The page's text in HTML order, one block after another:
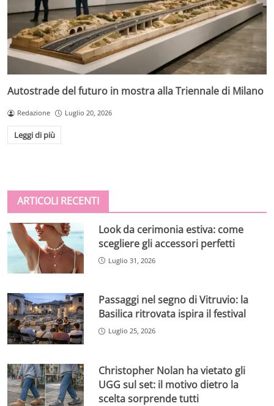
Autostrade del futuro in mostra alla Triennale di Milano
Redazione Luglio 20, 2026
Leggi di più
ARTICOLI RECENTI
Look da cerimonia estiva: come
scegliere gli accessori perfetti
Luglio 31, 2026
Passaggi nel segno di Vitruvio: la
Basilica ritrovata ispira il festival
Luglio 25, 2026
Christopher Nolan ha vietato gli
UGG sul set: il motivo dietro la
scelta sorprende tutti